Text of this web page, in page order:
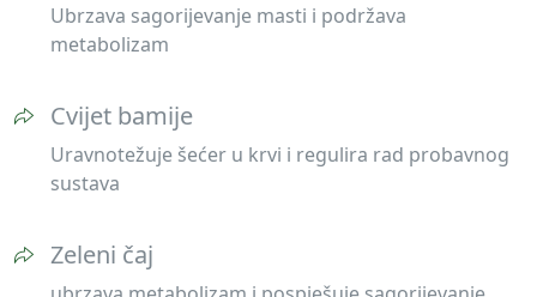
Ubrzava sagorijevanje masti i podržava
metabolizam
Cvijet bamije
Uravnotežuje šećer u krvi i regulira rad probavnog
sustava
Zeleni čaj